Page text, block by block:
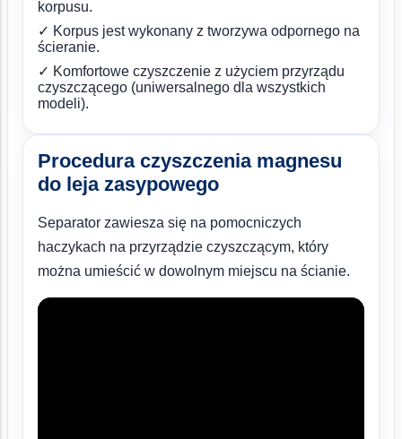
korpusu.
✓ Korpus jest wykonany z tworzywa odpornego na
ścieranie.
✓ Komfortowe czyszczenie z użyciem przyrządu
czyszczącego (uniwersalnego dla wszystkich
modeli).
Procedura czyszczenia magnesu
do leja zasypowego
Separator zawiesza się na pomocniczych
haczykach na przyrządzie czyszczącym, który
można umieścić w dowolnym miejscu na ścianie.